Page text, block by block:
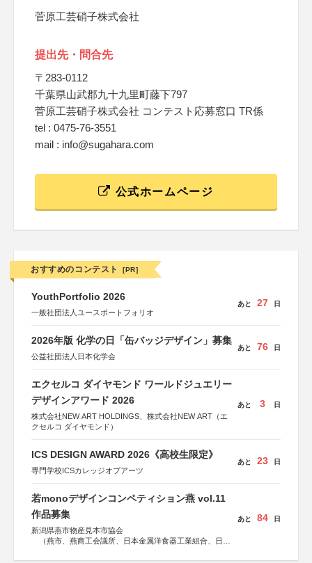
菅原工芸硝子株式会社
提出先・問合先
〒283-0112
千葉県山武郡九十九里町藤下797
菅原工芸硝子株式会社 コンテスト応募窓口 TR係
tel : 0475-76-3551
mail : info@sugahara.com
公式ホームページ
おすすめのコンテスト [PR]
YouthPortfolio 2026
一般社団法人ユースポートフォリオ
あと 27 日
2026年版 化学の日「缶バッジデザイン」募集
公益社団法人日本化学会
あと 76 日
エクセルコ ダイヤモンド ワールドジュエリー
デザインアワード 2026
株式会社NEW ART HOLDINGS、株式会社NEW ART（エ
クセルコ ダイヤモンド）
あと 3 日
ICS DESIGN AWARD 2026《高校生限定》
専門学校ICSカレッジオブアーツ
あと 23 日
若monoデザインコンペティション燕 vol.11
作品募集
新潟県燕市物産見本市協会
（燕市、燕商工会議所、日本金属洋食器工業組合、日本
あと 84 日